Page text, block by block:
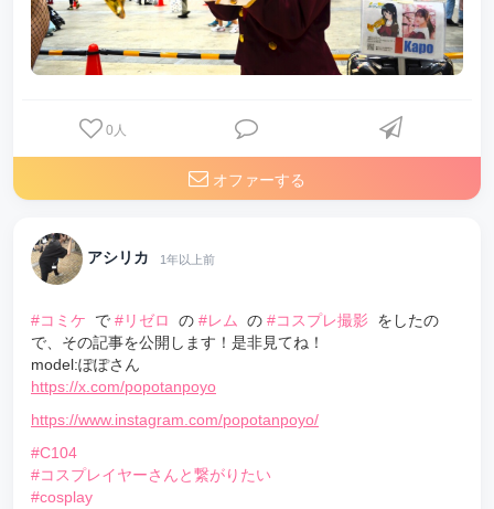
0 人
オファーする
アシリカ 1年以上前
#コミケ で #リゼロ の #レム の #コスプレ撮影 をしたの
で、その記事を公開します！是非見てね！
model:ぽぽさん
https://x.com/popotanpoyo
https://www.instagram.com/popotanpoyo/
#C104
#コスプレイヤーさんと繋がりたい
#cosplay